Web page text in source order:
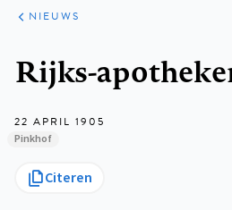
ARTIKELEN
HET
KORT
NIEUWS
Rijks-
22 APRIL 1905
Pinkhof
Citeren